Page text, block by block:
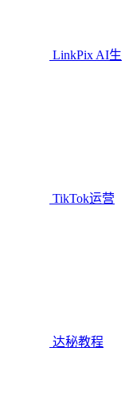
LinkPix AI生
TikTok运营
达秘教程